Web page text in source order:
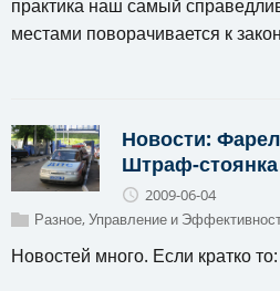
практика наш самый
местами поворачивается к
Новости:
Штраф-стоянка
2009-06-04
Разное,Управление и
Новостей много. Если кратко то: